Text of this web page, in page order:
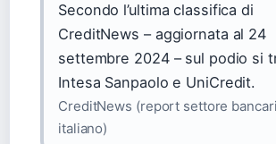
Secondo l’ultima classifica di
CreditNews – aggiornata al 24
settembre 2024 – sul podio si
Intesa Sanpaolo e UniCredit.
CreditNews (report settore
italiano)